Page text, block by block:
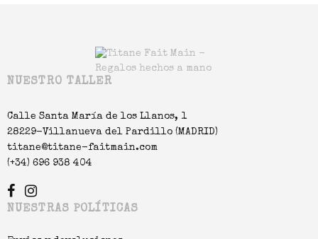
NUESTRO TALLER
Calle Santa María de los Llanos, 1
28229-Villanueva del Pardillo (MADRID)
titane@titane-faitmain.com
(+34) 696 938 404
NUESTRAS POLÍTICAS